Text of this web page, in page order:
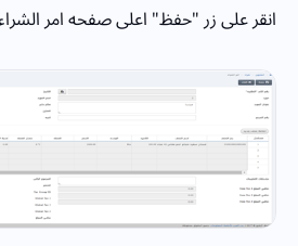
انقر على زر "حفظ" اعلى صفحه امر